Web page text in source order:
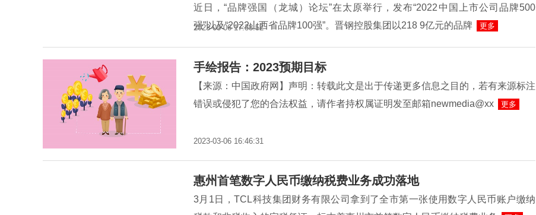
近日，“品牌强国（龙城）论坛”在太原举行，发布“2022中国上市公司品牌500
强”以及“2022山西省品牌100强”。晋钢控股集团以218 9亿元的品牌
更多
2023-03-06 17:38:52
手绘报告：2023预期目标
【来源：中国政府网】声明：转载此文是出于传递更多信息之目的，若有来源标注
错误或侵犯了您的合法权益，请作者持权属证明发至邮箱newmedia@xx
更多
2023-03-06 16:46:31
惠州首笔数字人民币缴纳税费业务成功落地
3月1日，TCL科技集团财务有限公司拿到了全市第一张使用数字人民币账户缴纳